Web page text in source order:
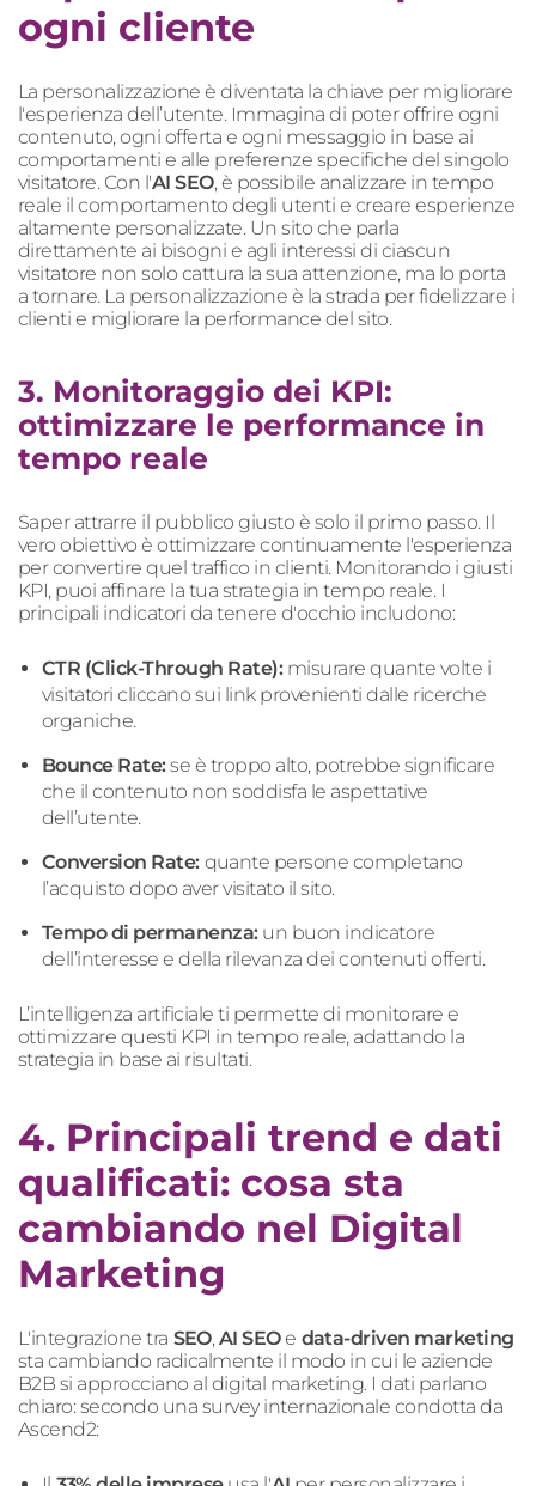
ogni cliente
La personalizzazione è diventata la chiave per migliorare
l'esperienza dell’utente. Immagina di poter offrire ogni
contenuto, ogni offerta e ogni messaggio in base ai
comportamenti e alle preferenze specifiche del singolo
visitatore. Con l'AI SEO, è possibile analizzare in tempo
reale il comportamento degli utenti e creare esperienze
altamente personalizzate. Un sito che parla
direttamente ai bisogni e agli interessi di ciascun
visitatore non solo cattura la sua attenzione, ma lo porta
a tornare. La personalizzazione è la strada per fidelizzare i
clienti e migliorare la performance del sito.
3. Monitoraggio dei KPI:
ottimizzare le performance in
tempo reale
Saper attrarre il pubblico giusto è solo il primo passo. Il
vero obiettivo è ottimizzare continuamente l'esperienza
per convertire quel traffico in clienti. Monitorando i giusti
KPI, puoi affinare la tua strategia in tempo reale. I
principali indicatori da tenere d'occhio includono:
CTR (Click-Through Rate): misurare quante volte i
visitatori cliccano sui link provenienti dalle ricerche
organiche.
Bounce Rate:se è troppo alto, potrebbe significare
che il contenuto non soddisfa le aspettative
dell’utente.
Conversion Rate: quante persone completano
l’acquisto dopo aver visitato il sito.
Tempo di permanenza: un buon indicatore
dell’interesse e della rilevanza dei contenuti offerti.
L’intelligenza artificiale ti permette di monitorare e
ottimizzare questi KPI in tempo reale, adattando la
strategia in base ai risultati.
4. Principali trend e dati
qualificati: cosa sta
cambiando nel Digital
Marketing
L'integrazione tra SEO, AI SEOe data-driven marketing
sta cambiando radicalmente il modo in cui le aziende
B2B si approcciano al digital marketing. I dati parlano
chiaro: secondo una survey internazionale condotta da
Ascend2: